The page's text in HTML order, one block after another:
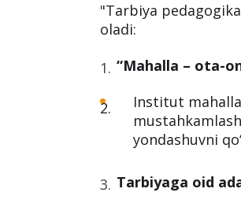
"Tarbiya
oladi:
“Mahalla – ota-
Institut
yondashuvni
Tarbiyaga oid